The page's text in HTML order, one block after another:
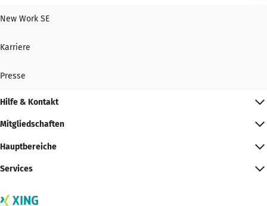
New Work SE
Karriere
Presse
Hilfe & Kontakt
Mitgliedschaften
Hauptbereiche
Services